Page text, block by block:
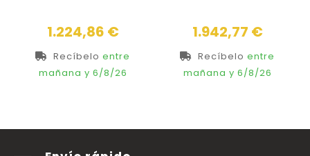
1.224,86 €
Recíbelo entre
mañana y 6/8/26
1.942,77 €
Recíbelo entre
mañana y 6/8/26